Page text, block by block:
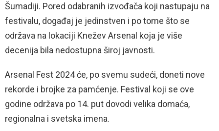
Šumadiji. Pored odabranih izvođača koji nastupaju na
festivalu, događaj je jedinstven i po tome što se
održava na lokaciji Knežev Arsenal koja je više
decenija bila nedostupna široj javnosti.
Arsenal Fest 2024 će, po svemu sudeći, doneti nove
rekorde i brojke za pamćenje. Festival koji se ove
godine održava po 14. put dovodi velika domaća,
regionalna i svetska imena.